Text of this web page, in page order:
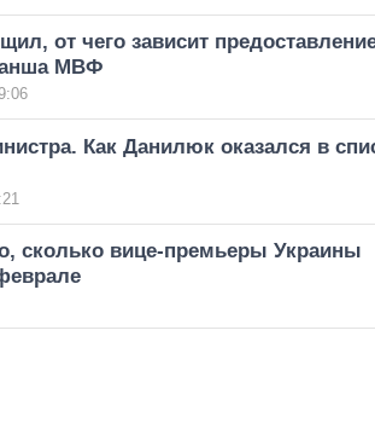
от чего зависит
МВФ
Как Данилюк оказался в
сколько вице-премьеры Украины